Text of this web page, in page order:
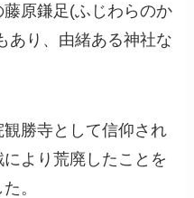
原鎌足(ふじわらのか
あり、由緒ある神社な
勝寺として信仰され
より荒廃したことを
。